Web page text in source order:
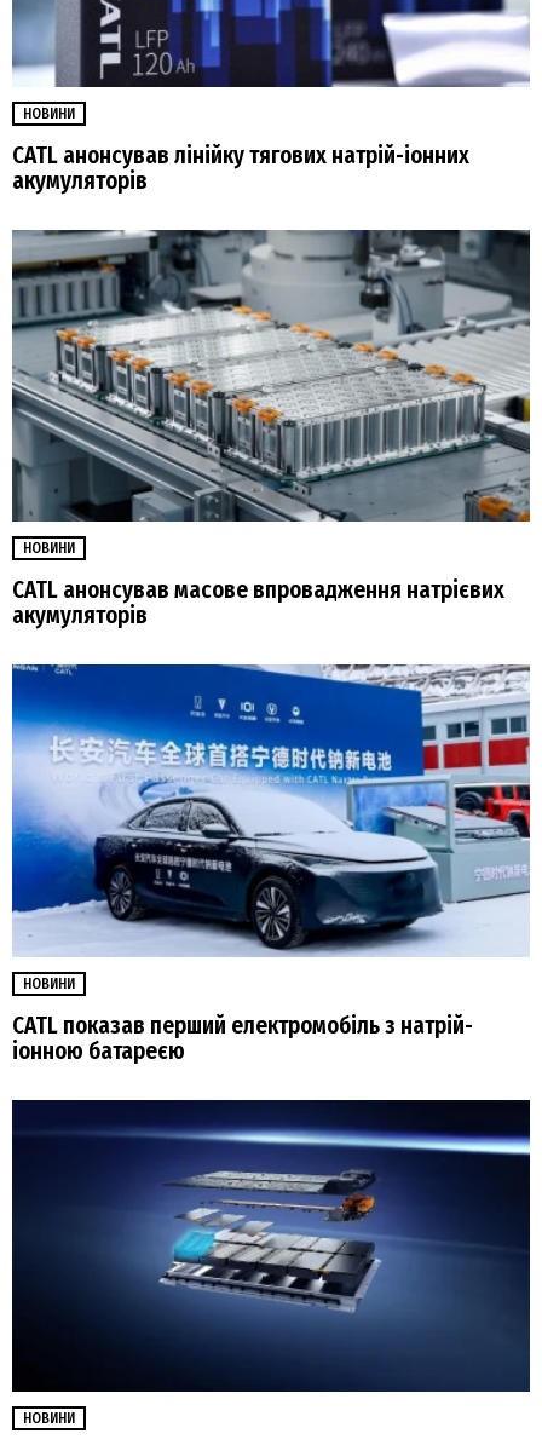
НОВИНИ
CATL анонсував лінійку тягових натрій-іонних
акумуляторів
НОВИНИ
CATL анонсував масове впровадження натрієвих
акумуляторів
НОВИНИ
CATL показав перший електромобіль з натрій-
іонною батареєю
НОВИНИ